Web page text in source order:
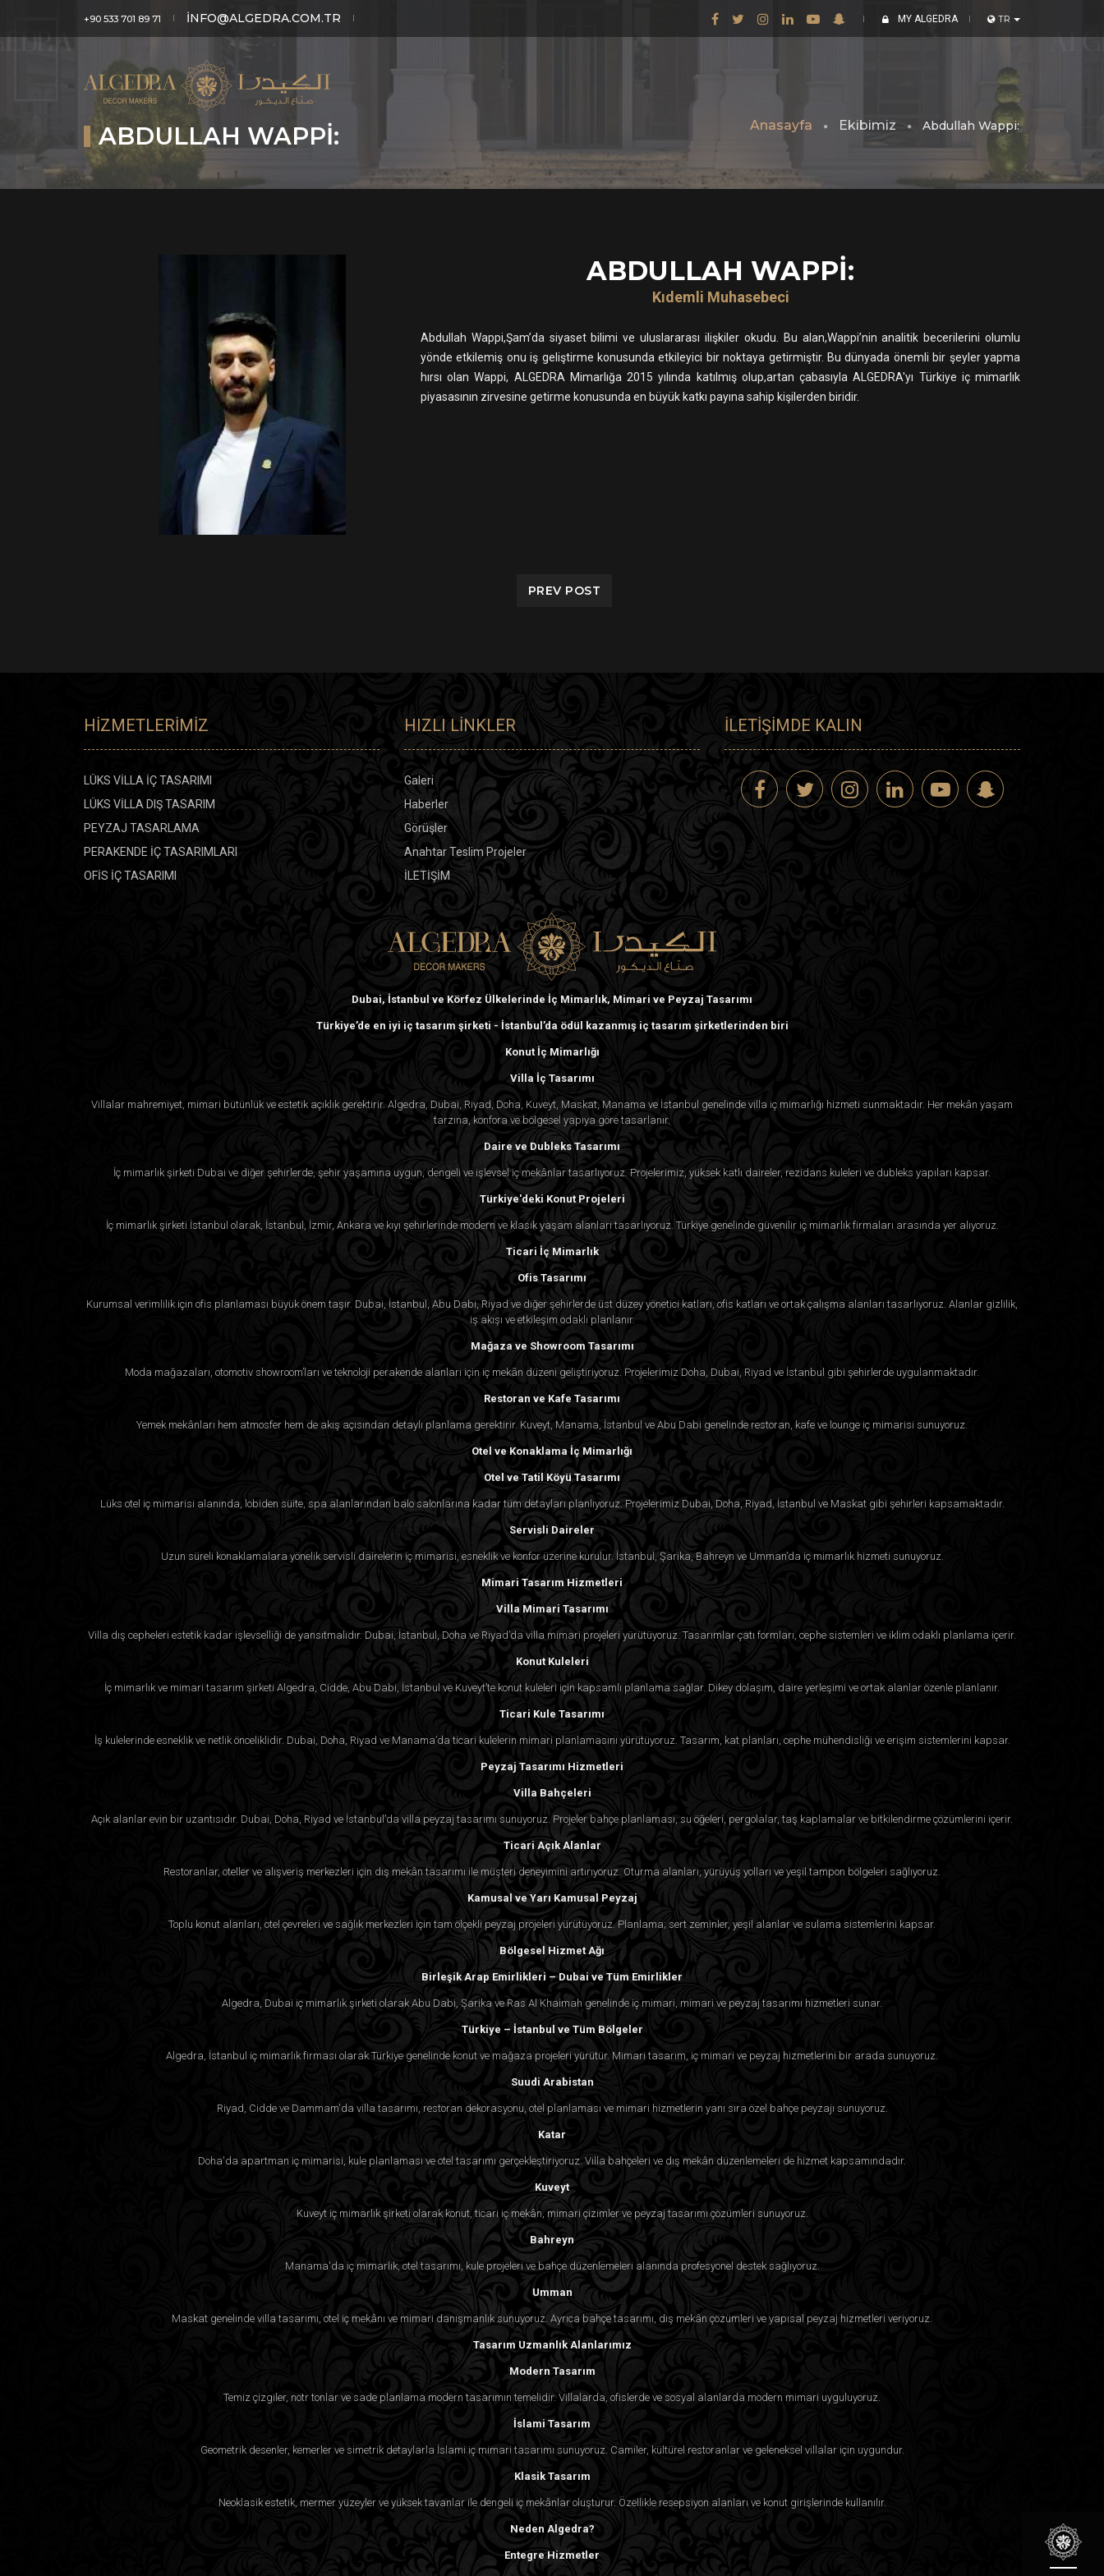
+90 533 701 89 71 INFO@ALGEDRA.COM.TR MY ALGEDRA TR
ABDULLAH WAPPI: Anasayfa Ekibimiz Abdullah Wappi:
ABDULLAH WAPPI:
Kıdemli Muhasebeci
Abdullah Wappi,Şam’da siyaset bilimi ve uluslararası ilişkiler okudu. Bu alan,Wappi’nin analitik becerilerini olumlu
yönde etkilemiş onu iş geliştirme konusunda etkileyici bir noktaya getirmiştir. Bu dünyada önemli bir şeyler yapma
hırsı olan Wappi, ALGEDRA Mimarlığa 2015 yılında katılmış olup,artan çabasıyla ALGEDRA'yı Türkiye iç mimarlık
piyasasının zirvesine getirme konusunda en büyük katkı payına sahip kişilerden biridir.
PREV POST
HIZMETLERIMIZ
LÜKS VİLLA İÇ TASARIMI
LÜKS VİLLA DIŞ TASARIM
PEYZAJ TASARLAMA
PERAKENDE İÇ TASARIMLARI
OFİS İÇ TASARIMI
HIZLI LINKLER
Galeri
Haberler
Görüşler
Anahtar Teslim Projeler
İLETİŞİM
İLETIŞIMDE KALIN
Dubai, İstanbul ve Körfez Ülkelerinde İç Mimarlık, Mimari ve Peyzaj Tasarımı
Türkiye’de en iyi iç tasarım şirketi - İstanbul’da ödül kazanmış iç tasarım şirketlerinden biri
Konut İç Mimarlığı
Villa İç Tasarımı
Villalar mahremiyet, mimari bütünlük ve estetik açıklık gerektirir. Algedra, Dubai, Riyad, Doha, Kuveyt, Maskat, Manama ve İstanbul genelinde villa iç mimarlığı hizmeti sunmaktadır. Her mekân yaşam
tarzına, konfora ve bölgesel yapıya göre tasarlanır.
Daire ve Dubleks Tasarımı
İç mimarlık şirketi Dubai ve diğer şehirlerde, şehir yaşamına uygun, dengeli ve işlevsel iç mekânlar tasarlıyoruz. Projelerimiz, yüksek katlı daireler, rezidans kuleleri ve dubleks yapıları kapsar.
Türkiye'deki Konut Projeleri
İç mimarlık şirketi İstanbul olarak, İstanbul, İzmir, Ankara ve kıyı şehirlerinde modern ve klasik yaşam alanları tasarlıyoruz. Türkiye genelinde güvenilir iç mimarlık firmaları arasında yer alıyoruz.
Ticari İç Mimarlık
Ofis Tasarımı
Kurumsal verimlilik için ofis planlaması büyük önem taşır. Dubai, İstanbul, Abu Dabi, Riyad ve diğer şehirlerde üst düzey yönetici katları, ofis katları ve ortak çalışma alanları tasarlıyoruz. Alanlar gizlilik,
iş akışı ve etkileşim odaklı planlanır.
Mağaza ve Showroom Tasarımı
Moda mağazaları, otomotiv showroom’ları ve teknoloji perakende alanları için iç mekân düzeni geliştiriyoruz. Projelerimiz Doha, Dubai, Riyad ve İstanbul gibi şehirlerde uygulanmaktadır.
Restoran ve Kafe Tasarımı
Yemek mekânları hem atmosfer hem de akış açısından detaylı planlama gerektirir. Kuveyt, Manama, İstanbul ve Abu Dabi genelinde restoran, kafe ve lounge iç mimarisi sunuyoruz.
Otel ve Konaklama İç Mimarlığı
Otel ve Tatil Köyü Tasarımı
Lüks otel iç mimarisi alanında, lobiden süite, spa alanlarından balo salonlarına kadar tüm detayları planlıyoruz. Projelerimiz Dubai, Doha, Riyad, İstanbul ve Maskat gibi şehirleri kapsamaktadır.
Servisli Daireler
Uzun süreli konaklamalara yönelik servisli dairelerin iç mimarisi, esneklik ve konfor üzerine kurulur. İstanbul, Şarika, Bahreyn ve Umman’da iç mimarlık hizmeti sunuyoruz.
Mimari Tasarım Hizmetleri
Villa Mimari Tasarımı
Villa dış cepheleri estetik kadar işlevselliği de yansıtmalıdır. Dubai, İstanbul, Doha ve Riyad’da villa mimari projeleri yürütüyoruz. Tasarımlar çatı formları, cephe sistemleri ve iklim odaklı planlama içerir.
Konut Kuleleri
İç mimarlık ve mimari tasarım şirketi Algedra, Cidde, Abu Dabi, İstanbul ve Kuveyt’te konut kuleleri için kapsamlı planlama sağlar. Dikey dolaşım, daire yerleşimi ve ortak alanlar özenle planlanır.
Ticari Kule Tasarımı
İş kulelerinde esneklik ve netlik önceliklidir. Dubai, Doha, Riyad ve Manama’da ticari kulelerin mimari planlamasını yürütüyoruz. Tasarım, kat planları, cephe mühendisliği ve erişim sistemlerini kapsar.
Peyzaj Tasarımı Hizmetleri
Villa Bahçeleri
Açık alanlar evin bir uzantısıdır. Dubai, Doha, Riyad ve İstanbul’da villa peyzaj tasarımı sunuyoruz. Projeler bahçe planlaması, su öğeleri, pergolalar, taş kaplamalar ve bitkilendirme çözümlerini içerir.
Ticari Açık Alanlar
Restoranlar, oteller ve alışveriş merkezleri için dış mekân tasarımı ile müşteri deneyimini artırıyoruz. Oturma alanları, yürüyüş yolları ve yeşil tampon bölgeleri sağlıyoruz.
Kamusal ve Yarı Kamusal Peyzaj
Toplu konut alanları, otel çevreleri ve sağlık merkezleri için tam ölçekli peyzaj projeleri yürütüyoruz. Planlama; sert zeminler, yeşil alanlar ve sulama sistemlerini kapsar.
Bölgesel Hizmet Ağı
Birleşik Arap Emirlikleri – Dubai ve Tüm Emirlikler
Algedra, Dubai iç mimarlık şirketi olarak Abu Dabi, Şarika ve Ras Al Khaimah genelinde iç mimari, mimari ve peyzaj tasarımı hizmetleri sunar.
Türkiye – İstanbul ve Tüm Bölgeler
Algedra, İstanbul iç mimarlık firması olarak Türkiye genelinde konut ve mağaza projeleri yürütür. Mimari tasarım, iç mimari ve peyzaj hizmetlerini bir arada sunuyoruz.
Suudi Arabistan
Riyad, Cidde ve Dammam'da villa tasarımı, restoran dekorasyonu, otel planlaması ve mimari hizmetlerin yanı sıra özel bahçe peyzajı sunuyoruz.
Katar
Doha'da apartman iç mimarisi, kule planlaması ve otel tasarımı gerçekleştiriyoruz. Villa bahçeleri ve dış mekân düzenlemeleri de hizmet kapsamındadır.
Kuveyt
Kuveyt iç mimarlık şirketi olarak konut, ticari iç mekân, mimari çizimler ve peyzaj tasarımı çözümleri sunuyoruz.
Bahreyn
Manama'da iç mimarlık, otel tasarımı, kule projeleri ve bahçe düzenlemeleri alanında profesyonel destek sağlıyoruz.
Umman
Maskat genelinde villa tasarımı, otel iç mekânı ve mimari danışmanlık sunuyoruz. Ayrıca bahçe tasarımı, dış mekân çözümleri ve yapısal peyzaj hizmetleri veriyoruz.
Tasarım Uzmanlık Alanlarımız
Modern Tasarım
Temiz çizgiler, nötr tonlar ve sade planlama modern tasarımın temelidir. Villalarda, ofislerde ve sosyal alanlarda modern mimari uyguluyoruz.
İslami Tasarım
Geometrik desenler, kemerler ve simetrik detaylarla İslami iç mimari tasarımı sunuyoruz. Camiler, kültürel restoranlar ve geleneksel villalar için uygundur.
Klasik Tasarım
Neoklasik estetik, mermer yüzeyler ve yüksek tavanlar ile dengeli iç mekânlar oluşturur. Özellikle resepsiyon alanları ve konut girişlerinde kullanılır.
Neden Algedra?
Entegre Hizmetler